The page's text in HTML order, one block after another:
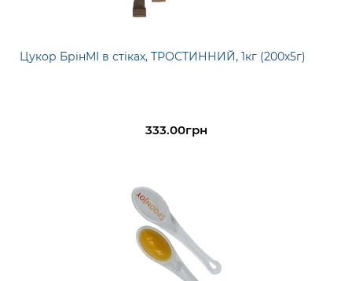
Цукор БрінМІ в стіках, ТРОСТИННИЙ, 1кг (200х5г)
333.00грн